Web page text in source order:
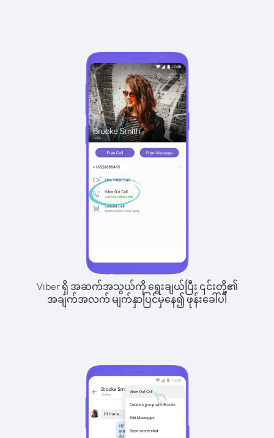
Viber ရှိ အဆက်အသွယ်ကို ရွေးချယ်ပြီး ၎င်းတို့၏
အချက်အလက် မျက်နှာပြင်မှနေ၍ ဖုန်းခေါ်ပါ